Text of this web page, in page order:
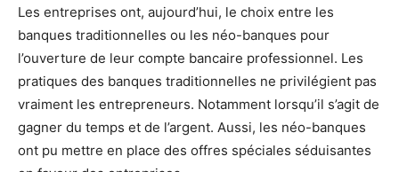
Les entreprises ont, aujourd’hui, le choix entre les
banques traditionnelles ou les néo-banques pour
l’ouverture de leur compte bancaire professionnel. Les
pratiques des banques traditionnelles ne privilégient pas
vraiment les entrepreneurs. Notamment lorsqu’il s’agit de
gagner du temps et de l’argent. Aussi, les néo-banques
ont pu mettre en place des offres spéciales séduisantes